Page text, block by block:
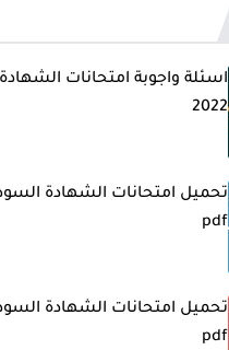
اسئلة واجوبة امتحانات
2022
pdf
pdf